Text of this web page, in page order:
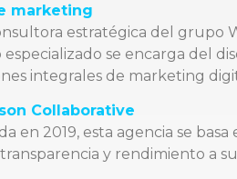
marketing
estratégica del grupo
especializado se encarga del
integrales de marketing
Collaborative
en 2019, esta agencia se
y rendimiento a